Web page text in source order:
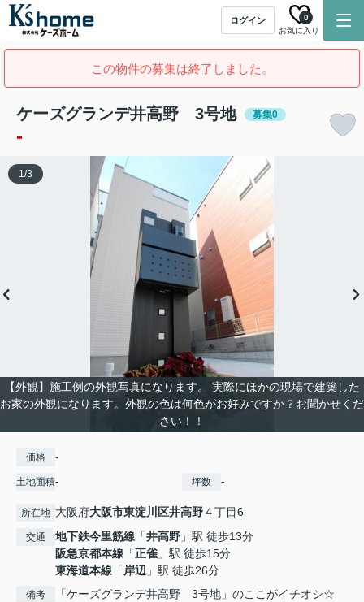
ログイン
お気に入り
0
この物件の募集は終了しました。
ケーズグランデ井高野 3号地 募集0
-
【外観】施工例の外観写真になります。 実際にほかの現場で建築した
お家の外観になります。外観の色は何色がお好みですか？お聞かせくだ
さい！！
1/3
価格 -
土地面積- 坪数 -
所在地 大阪府大阪市東淀川区井高野４丁目6
交通 地下鉄今里筋線 「井高野 」駅 徒歩13分
阪急京都本線 「正雀 」駅 徒歩15分
東海道本線 「岸辺 」駅 徒歩26分
備考
「ケーズグランデ井高野 3号地」のここがイチオシ☆